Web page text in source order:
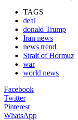
TAGS
deal
donald Trump
Iran news
news trend
Strait of Hormuz
war
world news
Facebook
Twitter
Pinterest
WhatsApp